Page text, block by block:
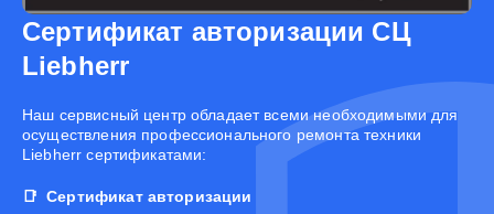
Сертификат авторизации СЦ
Liebherr
Наш сервисный центр обладает всеми необходимыми для
осуществления профессионального ремонта техники
Liebherr сертификатами:
Сертификат авторизации